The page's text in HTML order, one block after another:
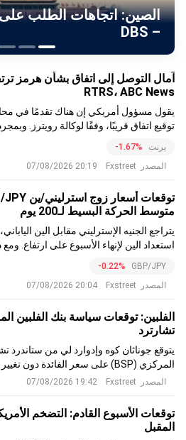
الصين: اتجاهات الطلب على
– DBS
آمال التوصل إلى اتفاق بشأن هرمز
RTRS، ABC News
يقول مسؤول أمريكي إن هناك تقدمًا في
توقيع اتفاق قريبًا، وفقًا لوكالة رويترز.
برنت
-1.67%
المصدر
Fxstreet
20:19 07/08/2026
متوسط الحركة البسيط لـ200 يوم
استعداد الين لإنهاء الأسبوع على ارتفاع.
GBP/JPY
-0.22%
المصدر
Fxstreet
20:04 07/08/2026
الفلبين: توقعات سياسة بنك الفلبين
تشارترد
يتوقع جوناثان كوه وإدوارد لي من ستاندرد
متخليين عن رفع كانا يتوقعانه سابقا
المصدر Fxstreet
19:42 07/08/2026
توقعات الأسبوع القادم: التضخم
المقبل